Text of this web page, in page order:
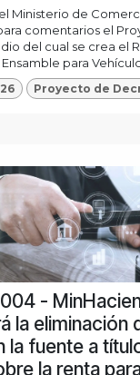
Ministerio de
comentarios el
del cual se crea el
para
Proyecto de
-
la eliminación
la fuente a
la renta